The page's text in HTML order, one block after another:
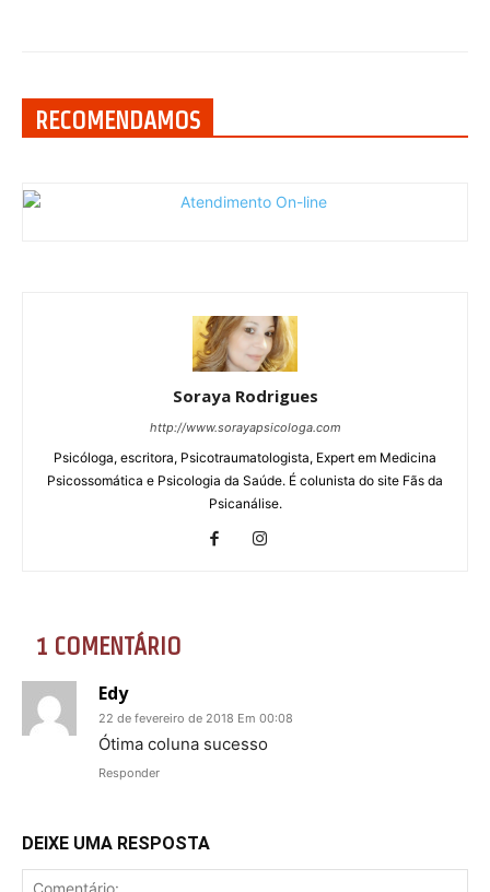
RECOMENDAMOS
Soraya Rodrigues
http://www.sorayapsicologa.com
Psicóloga, escritora, Psicotraumatologista, Expert em Medicina
Psicossomática e Psicologia da Saúde. É colunista do site Fãs da
Psicanálise.
1 COMENTÁRIO
Edy
22 de fevereiro de 2018 Em 00:08
Ótima coluna sucesso
Responder
DEIXE UMA RESPOSTA